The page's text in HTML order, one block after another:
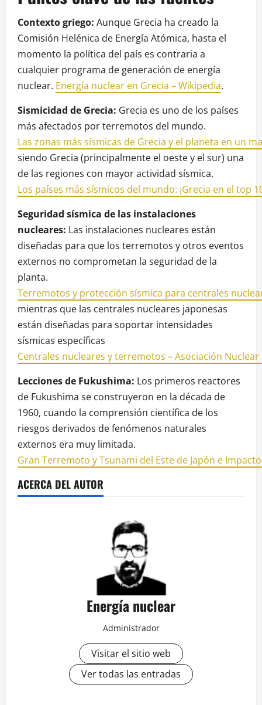
Contexto griego: Aunque Grecia ha creado la
Comisión Helénica de Energía Atómica, hasta el
momento la política del país es contraria a
cualquier programa de generación de energía
nuclear. Energía nuclear en Grecia – Wikipedia.
Sismicidad de Grecia: Grecia es uno de los países
más afectados por terremotos del mundo.
Las zonas más sísmicas de Grecia y el planeta en un
siendo Grecia (principalmente el oeste y el sur) una
de las regiones con mayor actividad sísmica.
Los países más sísmicos del mundo: ¡Grecia en el top
Seguridad sísmica de las instalaciones
nucleares: Las instalaciones nucleares están
diseñadas para que los terremotos y otros eventos
externos no comprometan la seguridad de la
planta.
Terremotos y protección sísmica para centrales
mientras que las centrales nucleares japonesas
están diseñadas para soportar intensidades
sísmicas específicas
Centrales nucleares y terremotos – Asociación
Lecciones de Fukushima: Los primeros reactores
de Fukushima se construyeron en la década de
1960, cuando la comprensión científica de los
riesgos derivados de fenómenos naturales
externos era muy limitada.
Gran Terremoto y Tsunami del Este de Japón e
ACERCA DEL AUTOR
Energía nuclear
Administrador
Visitar el sitio web
Ver todas las entradas